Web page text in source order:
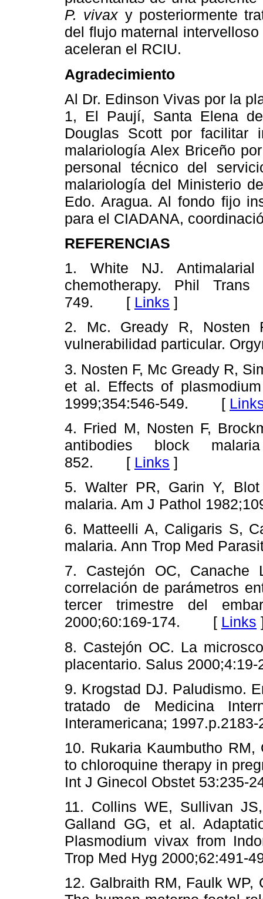
P. vivax y posteriormente
del flujo maternal
aceleran el RCIU.
Agradecimiento
Al Dr. Edinson Vivas por la
1, El Paují, Santa Elena
Douglas Scott por facilitar
malariología Alex Briceño
personal técnico del
malariología del Ministerio
Edo. Aragua. Al fondo fijo
para el CIADANA,
REFERENCIAS
1. White NJ. Antimalarial
chemotherapy. Phil
749. [ Links ]
2. Mc. Gready R, Nosten
vulnerabilidad particular.
3. Nosten F, Mc Gready R,
et al. Effects of
1999;354:546-549. [
4. Fried M, Nosten F,
antibodies block
852. [ Links ]
5. Walter PR, Garin Y,
malaria. Am J Pathol
6. Matteelli A, Caligaris S,
malaria. Ann Trop Med
7. Castejón OC, Canache
correlación de parámetros
tercer trimestre del
2000;60:169-174. [ Links
8. Castejón OC. La
placentario. Salus
9. Krogstad DJ. Paludismo.
tratado de Medicina
Interamericana;
10. Rukaria Kaumbutho
to chloroquine therapy in
Int J Ginecol Obstet
11. Collins WE, Sullivan
Galland GG, et al.
Plasmodium vivax from
Trop Med Hyg
12. Galbraith RM, Faulk WP,